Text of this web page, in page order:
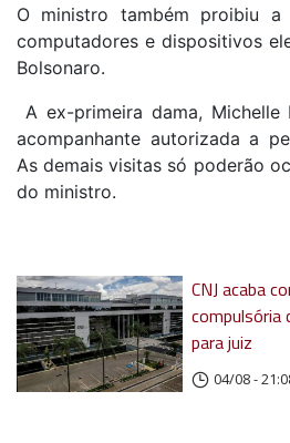
O ministro também proibiu a
computadores e dispositivos
Bolsonaro.
A ex-primeira dama,
acompanhante autorizada a
As demais visitas só poderão
do ministro.
CNJ acaba
compulsória
para juiz
04/08 -